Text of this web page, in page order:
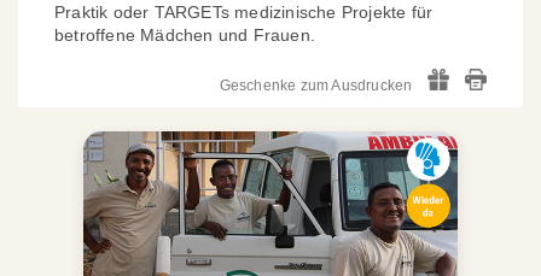
Praktik oder TARGETs medizinische Projekte für
betroffene Mädchen und Frauen.
Geschenke zum Ausdrucken